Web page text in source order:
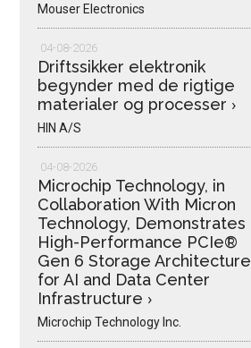
Mouser Electronics
04-08-2026
Driftssikker elektronik
begynder med de rigtige
materialer og processer ›
HIN A/S
04-08-2026
Microchip Technology, in
Collaboration With Micron
Technology, Demonstrates
High-Performance PCIe®
Gen 6 Storage Architecture
for AI and Data Center
Infrastructure ›
Microchip Technology Inc.